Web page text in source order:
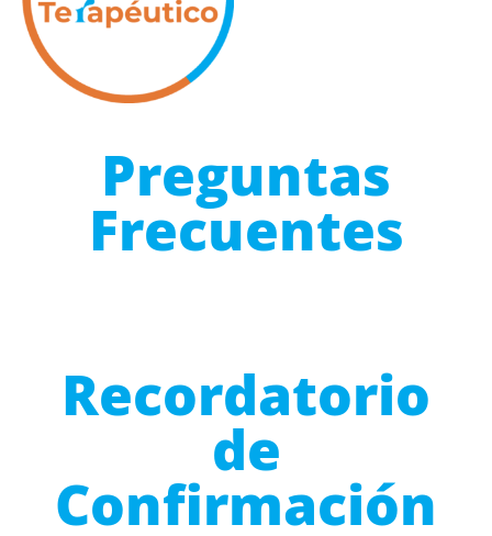
Preguntas
Frecuentes
Recordatorio
de
Confirmación